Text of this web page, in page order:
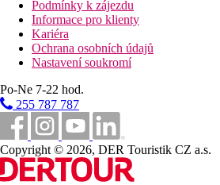
Vzdálenost od nejbližšího letiště
Pláž
Hotel přímo u pláže
Plážová dovolená
Bazény
Lehátka a slunečníky u bazénu zdarma
Podmínky k zájezdu
Informace pro klienty
Kariéra
Ochrana osobních údajů
Nastavení soukromí
Po-Ne 7-22 hod.
255 787 787
Copyright © 2026, DER Touristik CZ a.s.